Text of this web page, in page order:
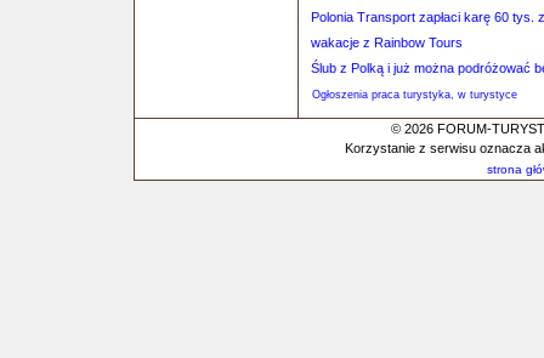
Polonia Transport zapłaci karę 60 tys.
wakacje z Rainbow Tours
Ślub z Polką i już można podróżować
Ogłoszenia praca turystyka, w turystyce
© 2026 FORUM-
Korzystanie z serwisu oznacza
strona